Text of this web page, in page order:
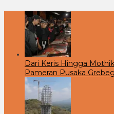
Dari Keris Hingga
Pameran Pusaka